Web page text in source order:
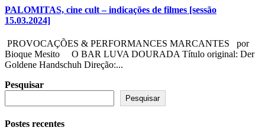
PALOMITAS, cine cult – indicações de filmes [sessão
15.03.2024]
PROVOCAÇÕES & PERFORMANCES MARCANTES por
Bioque Mesito O BAR LUVA DOURADA Título original: Der
Goldene Handschuh Direção:...
Pesquisar
Pesquisar
Postes recentes